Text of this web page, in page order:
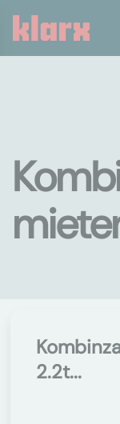
2.2t...